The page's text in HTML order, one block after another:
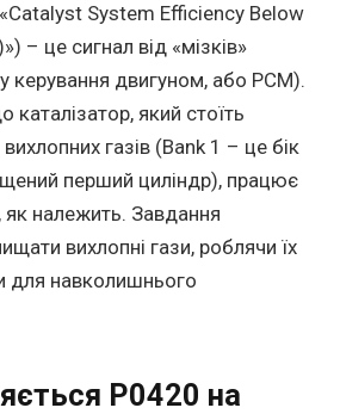
System Efficiency Below
– це сигнал від «мізків»
керування двигуном, або PCM).
каталізатор, який стоїть
газів (Bank 1 – це бік
перший циліндр), працює
як належить. Завдання
вихлопні гази, роблячи їх
навколишнього
P0420 на